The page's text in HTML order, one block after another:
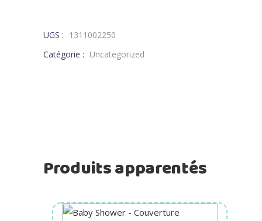
UGS : 1311002250
Catégorie : Uncategorized
Produits apparentés